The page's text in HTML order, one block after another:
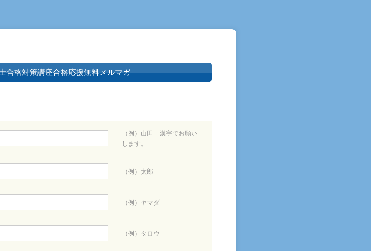
合格対策講座合格応援無料メルマガ
（例）山田 漢字でお願い
します。
（例）太郎
（例）ヤマダ
（例）タロウ